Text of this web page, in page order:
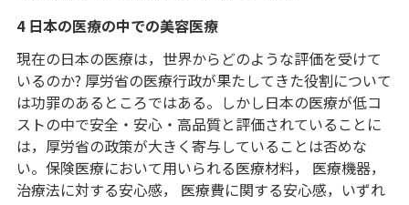
4 日本の医療の中での美容医療
現在の日本の医療は，世界からどのような評価を受けて
いるのか? 厚労省の医療行政が果たしてきた役割について
は功罪のあるところではある。しかし日本の医療が低コ
ストの中で安全・安心・高品質と評価されていることに
は，厚労省の政策が大きく寄与していることは否めな
い。保険医療において用いられる医療材料， 医療機器，
治療法に対する安心感， 医療費に関する安心感，いずれ